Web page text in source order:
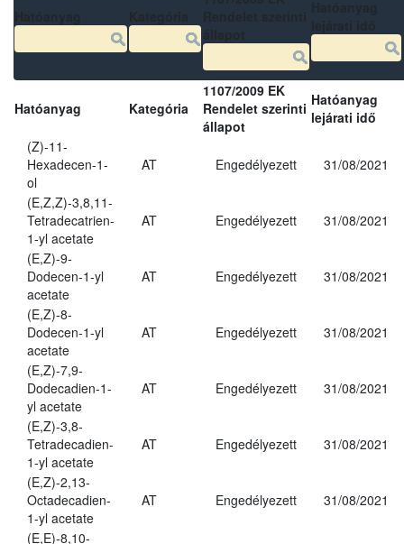
Hatóanyag Kategória
1107/2009 EK
Rendelet szerinti
állapot
Hatóanyag
lejárati idő
(Z)-11-
Hexadecen-1-
ol
AT Engedélyezett 31/08/2021
(E,Z,Z)-3,8,11-
Tetradecatrien-
1-yl acetate
AT Engedélyezett 31/08/2021
(E,Z)-9-
Dodecen-1-yl
acetate
AT Engedélyezett 31/08/2021
(E,Z)-8-
Dodecen-1-yl
acetate
AT Engedélyezett 31/08/2021
(E,Z)-7,9-
Dodecadien-1-
yl acetate
AT Engedélyezett 31/08/2021
(E,Z)-3,8-
Tetradecadien-
1-yl acetate
AT Engedélyezett 31/08/2021
(E,Z)-2,13-
Octadecadien-
1-yl acetate
AT Engedélyezett 31/08/2021
(E,E)-8,10-